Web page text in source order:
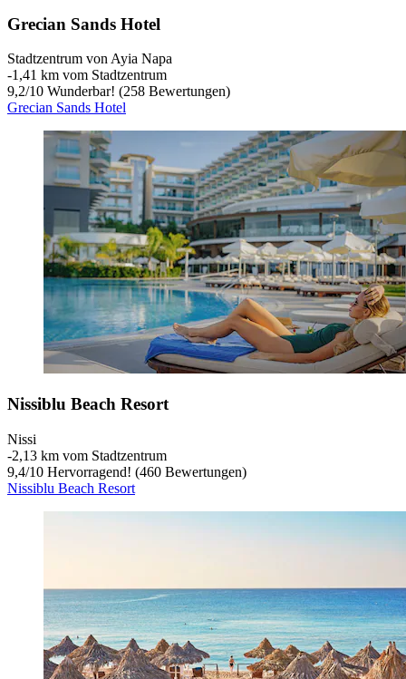
Grecian Sands Hotel
Stadtzentrum von Ayia Napa
‐1,41 km vom Stadtzentrum
9,2/10 Wunderbar! (258 Bewertungen)
Grecian Sands Hotel
Nissiblu Beach Resort
Nissi
‐2,13 km vom Stadtzentrum
9,4/10 Hervorragend! (460 Bewertungen)
Nissiblu Beach Resort